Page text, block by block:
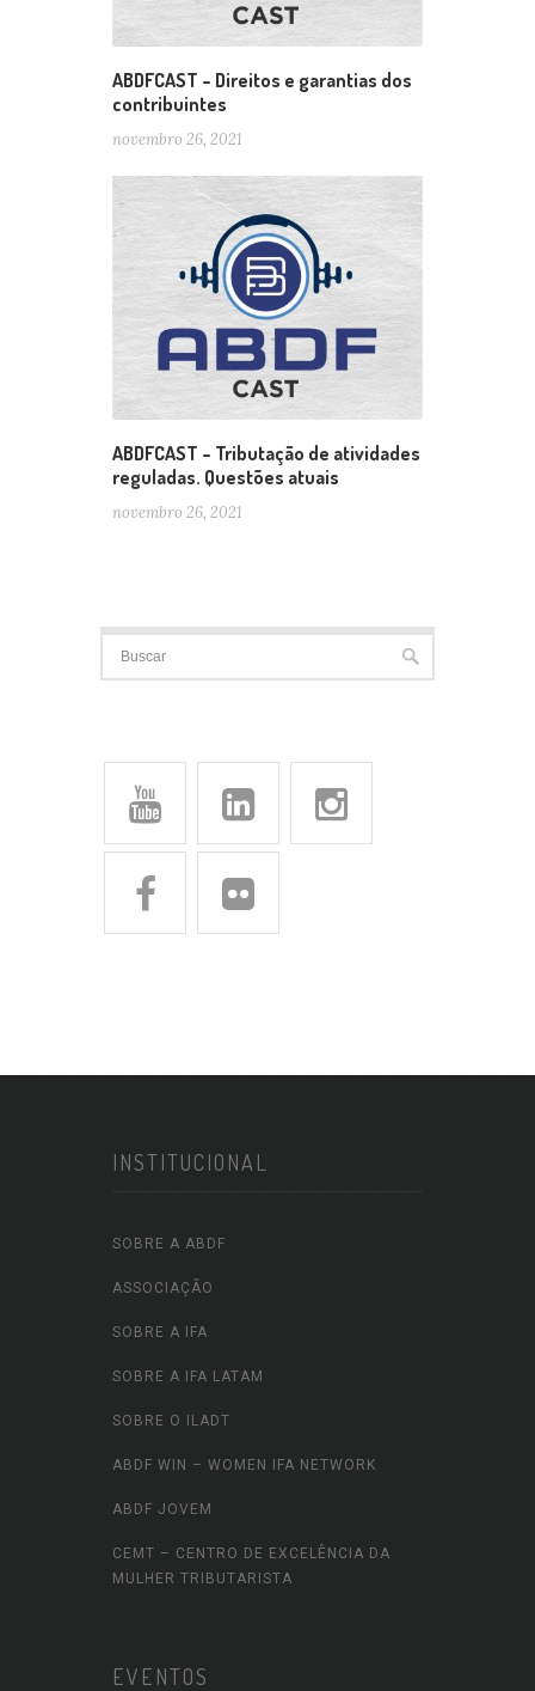
ABDFCAST – Direitos e garantias dos
contribuintes
novembro 26, 2021
ABDFCAST – Tributação de atividades
reguladas. Questões atuais
novembro 26, 2021
INSTITUCIONAL
SOBRE A ABDF
ASSOCIAÇÃO
SOBRE A IFA
SOBRE A IFA LATAM
SOBRE O ILADT
ABDF WIN – WOMEN IFA NETWORK
ABDF JOVEM
CEMT – CENTRO DE EXCELÊNCIA DA
MULHER TRIBUTARISTA
EVENTOS